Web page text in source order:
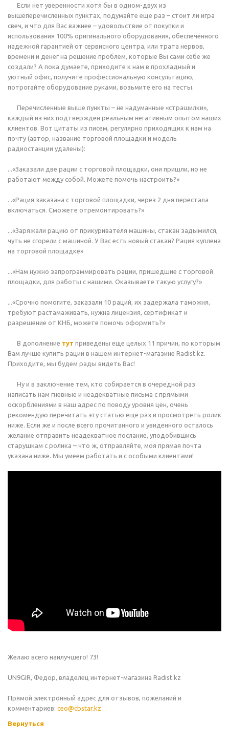
Если нет уверенности хотя бы в одном-двух из
вышеперечисленных пунктах, подумайте еще раз – стоит ли игра
свеч, и что для Вас важнее – удовольствие от покупки и
использования 100% оригинального оборудования, обеспеченного
надежной гарантией от сервисного центра, или трата нервов,
времени и денег на решение проблем, которые Вы сами себе же
создали? А пока думаете, приходите к нам в прохладный и
уютный офис, получите профессиональную консультацию,
потрогайте оборудование руками, возьмите его на тесты.
Перечисленные выше пункты – не надуманные «страшилки»,
каждый из них подтвержден реальным негативным опытом наших
клиентов. Вот цитаты из писем, регулярно приходящих к нам на
почту (автор, название торговой площадки и модель
радиостанции удалены):
...«Заказали две рации с торговой площадки, они пришли, но не
работают между собой. Можете помочь настроить?»
...«Рация заказана с торговой площадки, через 2 дня перестала
включаться. Сможете отремонтировать?»
...«Заряжали рацию от прикуривателя машины, стакан задымился,
чуть не сгорели с машиной. У Вас есть новый стакан? Рация куплена
на торговой площадке»
...«Нам нужно запрограммировать рации, пришедшие с торговой
площадки, для работы с нашими. Оказываете такую услугу?»
...«Срочно помогите, заказали 10 раций, их задержала таможня,
требуют растамаживать, нужна лицензия, сертификат и
разрешение от КНБ, можете помочь оформить?»
В дополнение тут приведены еще целых 11 причин, по которым
Вам лучше купить рации в нашем интернет-магазине Radist.kz.
Приходите, мы будем рады видеть Вас!
Ну и в заключение тем, кто собирается в очередной раз
написать нам гневные и неадекватные письма с прямыми
оскорблениями в наш адрес по поводу уровня цен, очень
рекомендую перечитать эту статью еще раз и просмотреть ролик
ниже. Если же и после всего прочитанного и увиденного осталось
желание отправить неадекватное послание, уподобившись
старушкам с ролика – что ж, отправляйте, моя прямая почта
указана ниже. Мы умеем работать и с особыми клиентами!
Желаю всего наилучшего! 73!
UN9GIR, Федор, владелец интернет-магазина Radist.kz
Прямой электронный адрес для отзывов, пожеланий и
комментариев: ceo@cbstar.kz
Вернуться